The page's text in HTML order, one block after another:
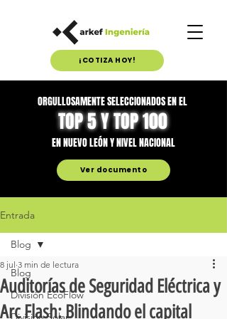
¡COTIZA HOY!
ORGULLOSAMENTE SELECCIONADOS EN EL
TOP 5 Y TOP 100
EN NUEVO LEÓN Y NIVEL NACIONAL
Ver documento
Entrada
Blog
División EcoFlow
Blog
Auditorías de Seguridad Eléctrica y
Arc Flash: Blindando el capital
8 jul 3 min de lectura